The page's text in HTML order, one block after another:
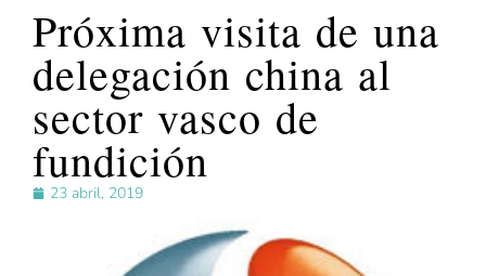
Próxima visita de una
delegación china al
sector vasco de
fundición
23 abril, 2019